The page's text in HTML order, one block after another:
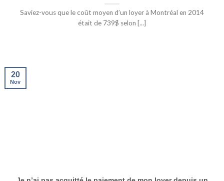
Saviez-vous que le coût moyen d’un loyer à Montréal en 2014
était de 739$ selon [...]
20
Nov